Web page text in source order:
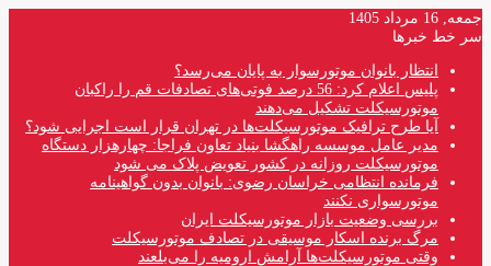
جمعه, 16 مرداد 1405
سر خط خبرها
انتظار بانوان موتورسوار به پایان می‌رسد؟
پلیس اعلام کرد: 56 درصد فوتی‌های تصادفات قم را راکبان
موتورسیکلت تشکیل می‌دهند
آیا طرح ترافیک موتورسیکلت‌ها در تهران قرار است اجرایی شود؟
مدیر عامل موسسه راهگشا بنیاد تعاون فراجا: چهارهزار دستگاه
موتورسیکلت روزانه در کشور تعویض پلاک می شود
فرمانده انتظامی خراسان رضوی: بانوان بدون گواهینامه
موتورسواری نکنند
بررسی وضعیت بازار موتورسیکلت ایران
مرگ برنده اسکار موسیقی در تصادف موتورسیکلت
وقتی موتورسیکلت‌ها آرامش ارومیه را می‌بلعند